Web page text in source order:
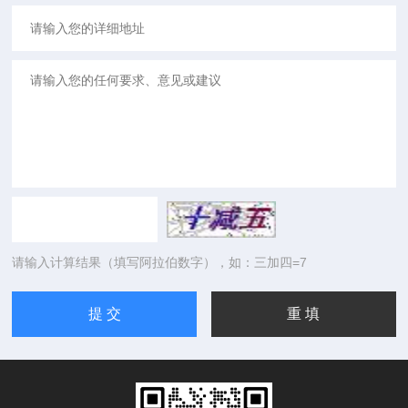
请输入计算结果（填写阿拉伯数字），如：三加四=7